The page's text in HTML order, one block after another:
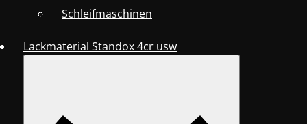
Schleifmaschinen
Lackmaterial Standox 4cr usw